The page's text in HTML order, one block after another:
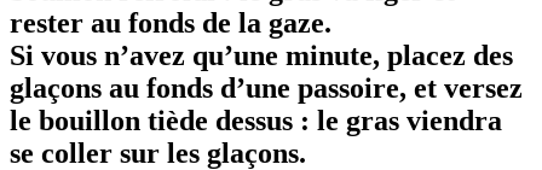
rester au fonds de la gaze.
Si vous n’avez qu’une minute, placez des
glaçons au fonds d’une passoire, et versez
le bouillon tiède dessus : le gras viendra
se coller sur les glaçons.